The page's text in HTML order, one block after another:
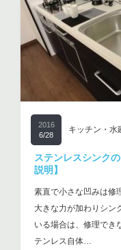
2016
6/28
キッチン・水
ステンレスシンク
説明】
素直で小さな凹みは修
大きな力が加わりシン
いる場合は、修理でき
テンレス自体…